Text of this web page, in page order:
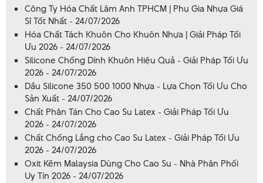
Công Ty Hóa Chất Lâm Anh TPHCM | Phụ Gia Nhựa Giá
Sỉ Tốt Nhất - 24/07/2026
Hóa Chất Tách Khuôn Cho Khuôn Nhựa | Giải Pháp Tối
Ưu 2026 - 24/07/2026
Silicone Chống Dính Khuôn Hiệu Quả - Giải Pháp Tối Ưu
2026 - 24/07/2026
Dầu Silicone 350 500 1000 Nhựa - Lựa Chọn Tối Ưu Cho
Sản Xuất - 24/07/2026
Chất Phân Tán Cho Cao Su Latex - Giải Pháp Tối Ưu
2026 - 24/07/2026
Chất Chống Lắng cho Cao Su Latex - Giải Pháp Tối Ưu
2026 - 24/07/2026
Oxit Kẽm Malaysia Dùng Cho Cao Su - Nhà Phân Phối
Uy Tín 2026 - 24/07/2026